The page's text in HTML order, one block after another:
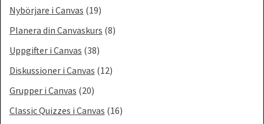
Nybörjare i Canvas (19)
Planera din Canvaskurs (8)
Uppgifter i Canvas (38)
Diskussioner i Canvas (12)
Grupper i Canvas (20)
Classic Quizzes i Canvas (16)